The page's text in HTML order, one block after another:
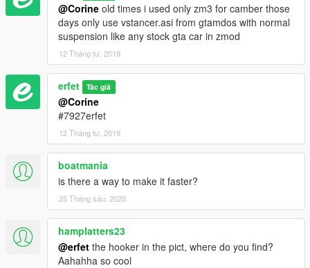
@Corine old times i used only zm3 for camber those
days only use vstancer.asi from gtamdos with normal
suspension like any stock gta car in zmod
12 Tháng tư, 2019
erfet Tác giả
@Corine
#7927erfet
12 Tháng tư, 2019
boatmania
is there a way to make it faster?
25 Tháng sáu, 2020
hamplatters23
@erfet the hooker in the pict, where do you find?
Aahahha so cool